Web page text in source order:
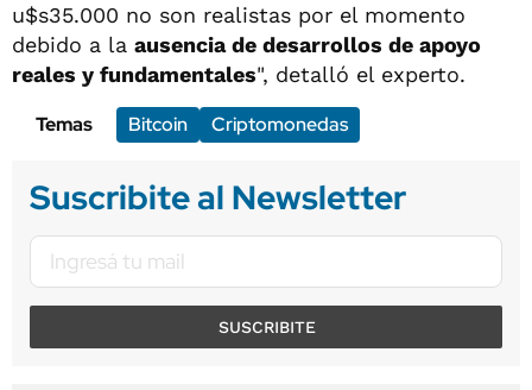
u$s35.000 no son realistas por el momento
debido a la ausencia de desarrollos de apoyo
reales y fundamentales", detalló el experto.
Temas
Bitcoin Criptomonedas
Suscribite al Newsletter
SUSCRIBITE